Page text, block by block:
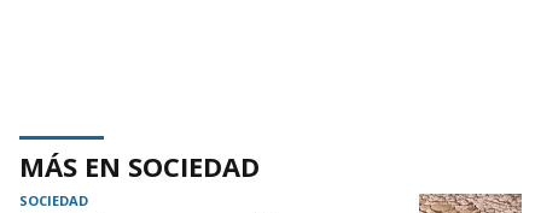
MÁS EN SOCIEDAD
SOCIEDAD